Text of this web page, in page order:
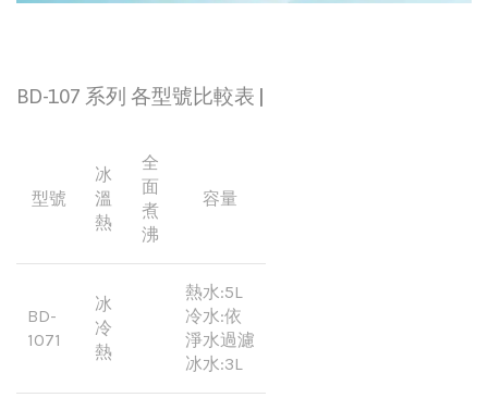
BD-107 系列 各型號比較表
型號
冰
溫
熱
全
面
煮
沸
容量
BD-
1071
冰
冷
熱
熱水:5L
冷水:依
淨水過濾
冰水:3L